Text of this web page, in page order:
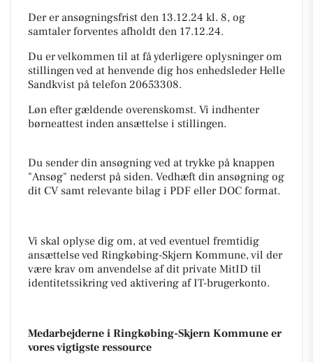
Der er ansøgningsfrist den 13.12.24 kl. 8, og
samtaler forventes afholdt den 17.12.24.
Du er velkommen til at få yderligere oplysninger om
stillingen ved at henvende dig hos enhedsleder Helle
Sandkvist på telefon 20653308.
Løn efter gældende overenskomst. Vi indhenter
børneattest inden ansættelse i stillingen.
Du sender din ansøgning ved at trykke på knappen
"Ansøg" nederst på siden. Vedhæft din ansøgning og
dit CV samt relevante bilag i PDF eller DOC format.
Vi skal oplyse dig om, at ved eventuel fremtidig
ansættelse ved Ringkøbing-Skjern Kommune, vil der
være krav om anvendelse af dit private MitID til
identitetssikring ved aktivering af IT-brugerkonto.
Medarbejderne i Ringkøbing-Skjern Kommune er
vores vigtigste ressource